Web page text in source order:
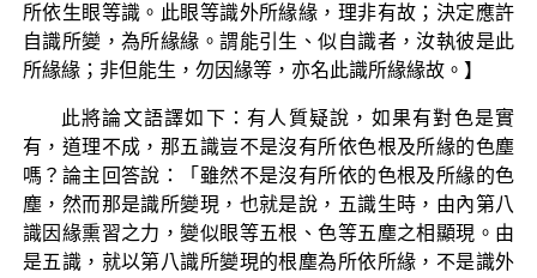
所依生眼等識。此眼等識外所緣緣，理非有故；決定應許
自識所變，為所緣緣。謂能引生、似自識者，汝執彼是此
所緣緣；非但能生，勿因緣等，亦名此識所緣緣故。】
此將論文語譯如下：有人質疑說，如果有對色是實
有，道理不成，那五識豈不是沒有所依色根及所緣的色塵
嗎？論主回答說：「雖然不是沒有所依的色根及所緣的色
塵，然而那是識所變現，也就是說，五識生時，由內第八
識因緣熏習之力，變似眼等五根、色等五塵之相顯現。由
是五識，就以第八識所變現的根塵為所依所緣，不是識外